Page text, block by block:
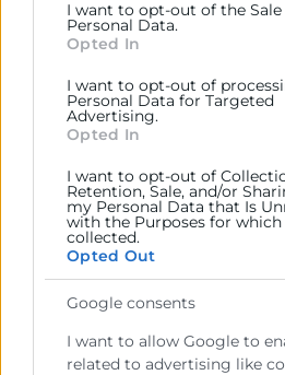
below specified purposes in
section.
I want to opt-out of the
Personal Data.
Opted In
I want to opt-out of
Personal Data for Targeted
Advertising.
Opted In
I want to opt-out of
Retention, Sale, and/or
my Personal Data that Is
with the Purposes for
collected.
Opted Out
Google consents
I want to allow Google to
related to advertising like
activitats com les trobades
ambaixadors i cònsols, les
tècniques i un cicle de
entre altres.
Durant 2023, a través d’este
CaixaBank ha participat en 18
amb més de 400 participants
principal en la
nou visites de dignataris, una
exterior, tres jornades
web i un taller de gastronomia